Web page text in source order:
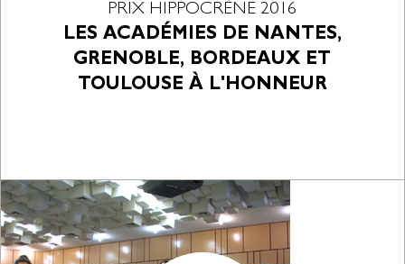
PRIX HIPPOCRÈNE 2016
LES ACADÉMIES DE NANTES,
GRENOBLE, BORDEAUX ET
TOULOUSE À L'HONNEUR